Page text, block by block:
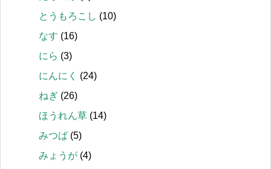
とうもろこし (10)
なす (16)
にら (3)
にんにく
(24)
ねぎ (26)
ほうれん草 (14)
みつば (5)
みょうが (4)